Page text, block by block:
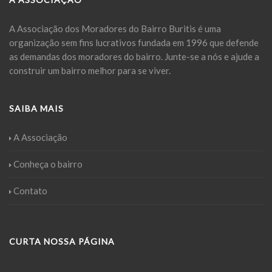
A Associação dos Moradores do Bairro Buritis é uma
organização sem fins lucrativos fundada em 1996 que defende
as demandas dos moradores do bairro. Junte-se a nós e ajude a
construir um bairro melhor para se viver.
SAIBA MAIS
A Associação
Conheça o bairro
Contato
CURTA NOSSA PÁGINA